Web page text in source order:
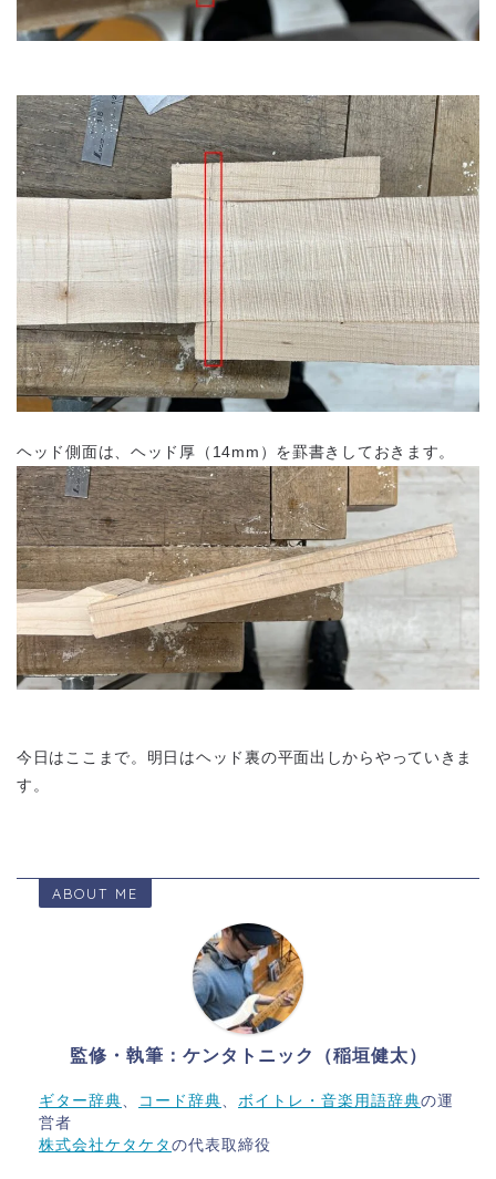
ヘッド側面は、ヘッド厚（14mm）を罫書きしておきます。
今日はここまで。明日はヘッド裏の平面出しからやっていきま
す。
ABOUT ME
監修・執筆：ケンタトニック（稲垣健太）
ギター辞典 コード辞典 ボイトレ・音楽用語辞典の運
営者
株式会社ケタケタ の代表取締役